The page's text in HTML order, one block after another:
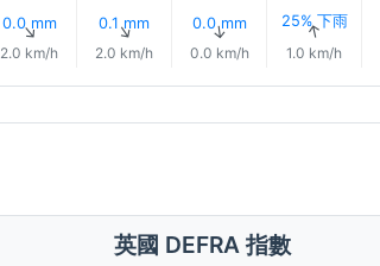
0.0 mm
↑
2.0 km/h
0.1 mm
↑
2.0 km/h
0.0 mm
↑
0.0 km/h
25% 下雨
↑
1.0 km/h
英國 DEFRA 指數